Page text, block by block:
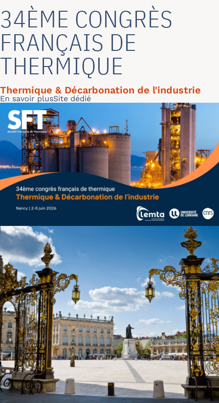
34ÈME CONGRÈS
FRANÇAIS DE
THERMIQUE
Thermique & Décarbonation de l'industrie
Lire la suite
En savoir plusSite dédié